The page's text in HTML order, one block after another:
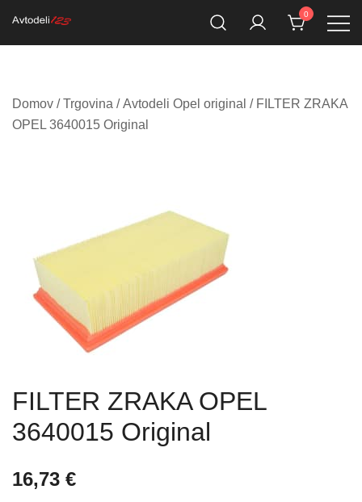
Avtodeli123.si
Prodaja rezervnih avtodelov
0
Domov /Trgovina /Avtodeli Opel original / FILTER ZRAKA
OPEL 3640015 Original
FILTER ZRAKA OPEL
3640015 Original
16,73 €